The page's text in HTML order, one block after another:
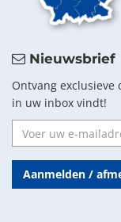
Nieuwsbrief
Ontvang
in uw inbox vindt!
Aanmelden /